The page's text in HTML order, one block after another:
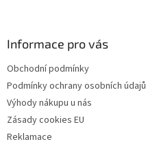
Informace pro vás
Obchodní podmínky
Podmínky ochrany osobních údajů
Výhody nákupu u nás
Zásady cookies EU
Reklamace